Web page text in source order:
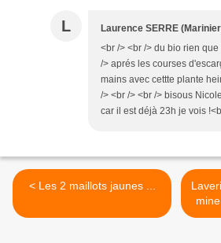
L Laurence SERRE
<br /> <br /> du bio rien
/> aprés les courses
mains avec cettte plante
/> <br /> <br /> bisous
car il est déjà 23h je vois
< Les 2 maillots jaunes ...